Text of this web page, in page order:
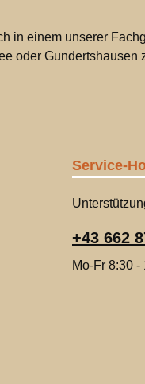
in einem unserer
oder Gundertshausen
Service-
+43 662
Mo-Fr 8:30 -